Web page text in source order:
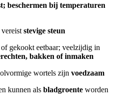
beschermen bij temperaturen
stevige steun
gekookt eetbaar; veelzijdig in
bakken of inmaken
wortels zijn voedzaam
kunnen als bladgroente worden